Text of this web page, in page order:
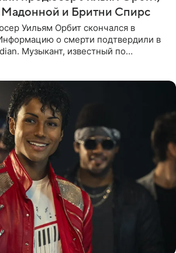
Мадонной и Бритни Спирс
Уильям Орбит скончался в
о смерти подтвердили в
Музыкант, известный по